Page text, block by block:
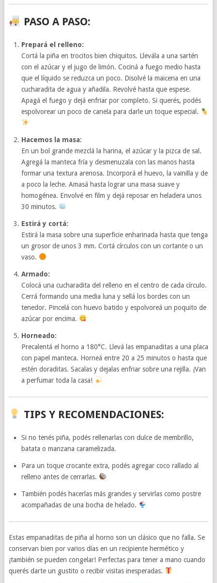
PASO A PASO:
Prepará el relleno:
Cortá la piña en trocitos bien chiquitos. Llevála a una sartén
con el azúcar y el jugo de limón. Cociná a fuego medio hasta
que el líquido se reduzca un poco. Disolvé la maicena en una
cucharadita de agua y añadila. Revolvé hasta que espese.
Apagá el fuego y dejá enfriar por completo. Si querés, podés
espolvorear un poco de canela para darle un toque especial.
Hacemos la masa:
En un bol grande mezclá la harina, el azúcar y la pizca de sal.
Agregá la manteca fría y desmenuzala con las manos hasta
formar una textura arenosa. Incorporá el huevo, la vainilla y de
a poco la leche. Amasá hasta lograr una masa suave y
homogénea. Envolvé en film y dejá reposar en heladera unos
30 minutos.
Estirá y cortá:
Estirá la masa sobre una superficie enharinada hasta que tenga
un grosor de unos 3 mm. Cortá círculos con un cortante o un
vaso.
Armado:
Colocá una cucharadita del relleno en el centro de cada círculo.
Cerrá formando una media luna y sellá los bordes con un
tenedor. Pincelá con huevo batido y espolvoreá un poquito de
azúcar por encima.
Horneado:
Precalentá el horno a 180°C. Llevá las empanaditas a una placa
con papel manteca. Horneá entre 20 a 25 minutos o hasta que
estén doraditas. Sacalas y dejalas enfriar sobre una rejilla. ¡Van
a perfumar toda la casa!
TIPS Y RECOMENDACIONES:
Si no tenés piña, podés rellenarlas con dulce de membrillo,
batata o manzana caramelizada.
Para un toque crocante extra, podés agregar coco rallado al
relleno antes de cerrarlas.
También podés hacerlas más grandes y servirlas como postre
acompañadas de una bocha de helado.
Estas empanaditas de piña al horno son un clásico que no falla. Se
conservan bien por varios días en un recipiente hermético y
¡también se pueden congelar! Perfectas para tener a mano cuando
querés darte un gustito o recibir visitas inesperadas.